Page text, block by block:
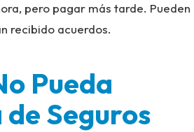
pero pagar más tarde. Pueden
recibido acuerdos.
Pueda
Seguros